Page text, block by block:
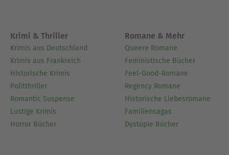
Krimi & Thriller
Krimis aus Deutschland
Krimis aus Frankreich
Historische Krimis
Politthriller
Romantic Suspense
Lustige Krimis
Horror Bücher
Romane & Mehr
Queere Romane
Feministische Bücher
Feel-Good-Romane
Regency Romane
Historische Liebesromane
Familiensagas
Dystopie Bücher